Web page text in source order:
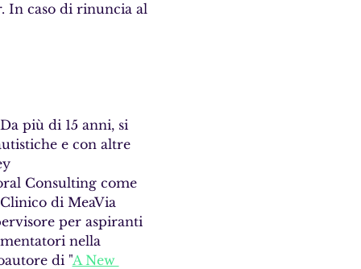
In caso di rinuncia al
più di 15 anni, si
e con altre
Consulting come
di MeaVia
per aspiranti
nella
di "A New